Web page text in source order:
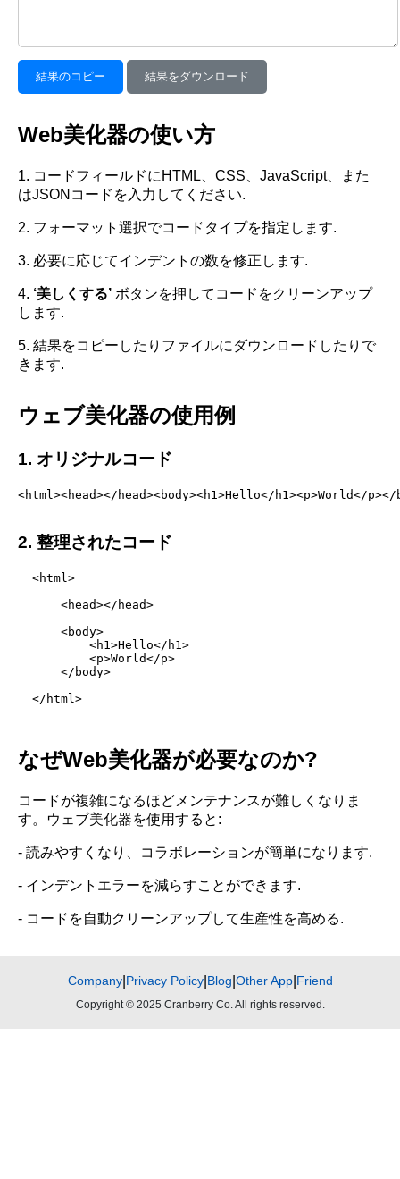
結果のコピー 結果をダウンロード
Web美化器の使い方
1. コードフィールドにHTML、CSS、JavaScript、また
はJSONコードを入力してください.
2. フォーマット選択でコードタイプを指定します.
3. 必要に応じてインデントの数を修正します.
4. ‘美しくする’ ボタンを押してコードをクリーンアップ
します.
5. 結果をコピーしたりファイルにダウンロードしたりで
きます.
ウェブ美化器の使用例
1. オリジナルコード
<html><head></head><body><h1>Hello</h1><p>World</
2. 整理されたコード
  <html>
      <head></head>
      <body>
          <h1>Hello</h1>
          <p>World</p>
      </body>
  </html>
なぜWeb美化器が必要なのか?
コードが複雑になるほどメンテナンスが難しくなりま
す。ウェブ美化器を使用すると:
- 読みやすくなり、コラボレーションが簡単になります.
- インデントエラーを減らすことができます.
- コードを自動クリーンアップして生産性を高める.
Company| Privacy Policy| Blog Other App| Friend
Copyright © 2025 Cranberry Co. All rights reserved.